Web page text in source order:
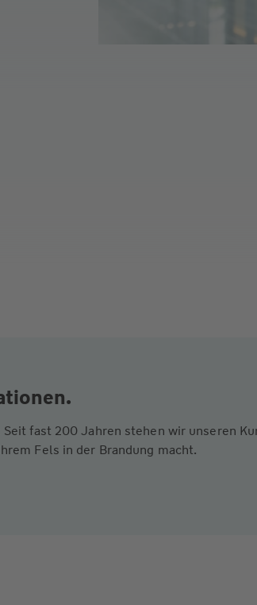
fast 200 Jahren stehen wir unseren
Fels in der Brandung macht.